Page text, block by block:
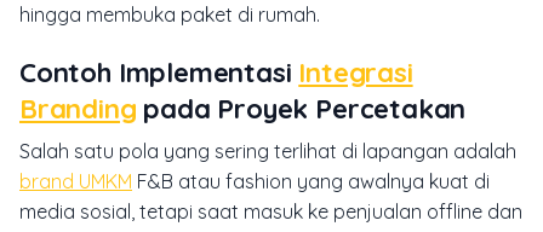
hingga membuka paket di rumah.
Contoh Implementasi Integrasi
Branding pada Proyek Percetakan
Salah satu pola yang sering terlihat di lapangan adalah
brand UMKM F&B atau fashion yang awalnya kuat di
media sosial, tetapi saat masuk ke penjualan offline dan